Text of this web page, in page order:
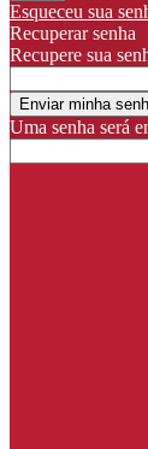
Esqueceu sua
Recuperar senha
Recupere sua
Uma senha será